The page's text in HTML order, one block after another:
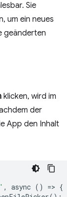
Sie
um ein neues
geänderten
klicken, wird im
der
App den Inhalt
, async () => {